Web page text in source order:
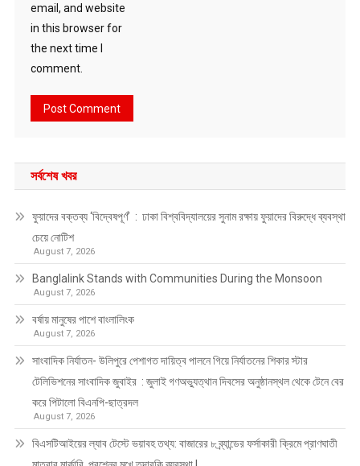
email, and website
in this browser for
the next time I
comment.
সর্বশেষ খবর
ফুয়াদের বক্তব্য ‘বিদ্বেষপূর্ণ’ : ঢাকা বিশ্ববিদ্যালয়ের সুনাম রক্ষায় ফুয়াদের বিরুদ্ধে ব্যবস্থা
চেয়ে নোটিশ
August 7, 2026
Banglalink Stands with Communities During the Monsoon
August 7, 2026
বর্ষায় মানুষের পাশে বাংলালিংক
August 7, 2026
সাংবাদিক নির্যাতন- উলিপুরে পেশাগত দায়িত্ব পালনে গিয়ে নির্যাতনের শিকার স্টার
টেলিভিশনের সাংবাদিক জুবাইর : জুলাই গণঅভ্যুত্থান দিবসের অনুষ্ঠানস্থল থেকে টেনে বের
করে পিটালো বিএনপি-ছাত্রদল
August 7, 2026
বিএসটিআইয়ের ল্যাব টেস্টে ভয়াবহ তথ্য: বাজারের ৮ ব্র্যান্ডের ফর্সাকারী ক্রিমে প্রাণঘাতী